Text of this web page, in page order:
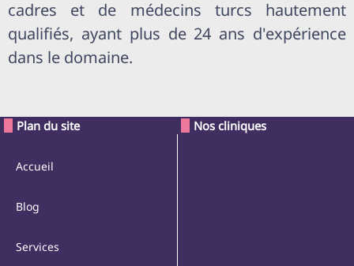
cadres et de médecins turcs hautement
qualifiés, ayant plus de 24 ans d'expérience
dans le domaine.
Plan du site
Accueil
Blog
Services
Nos cliniques